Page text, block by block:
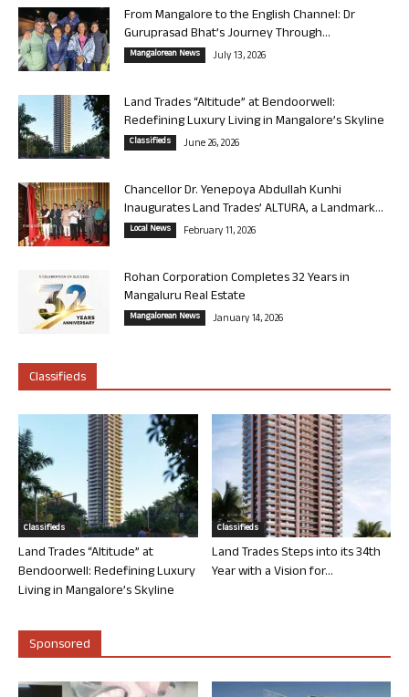
From Mangalore to the English Channel: Dr
Guruprasad Bhat’s Journey Through...
Mangalorean News July 13, 2026
Land Trades “Altitude” at Bendoorwell:
Redefining Luxury Living in Mangalore’s Skyline
Classifieds June 26, 2026
Chancellor Dr. Yenepoya Abdullah Kunhi
Inaugurates Land Trades’ ALTURA, a Landmark...
Local News February 11, 2026
Rohan Corporation Completes 32 Years in
Mangaluru Real Estate
Mangalorean News January 14, 2026
Classifieds
Classifieds
Land Trades “Altitude” at
Bendoorwell: Redefining Luxury
Living in Mangalore’s Skyline
Classifieds
Land Trades Steps into its 34th
Year with a Vision for...
Sponsored